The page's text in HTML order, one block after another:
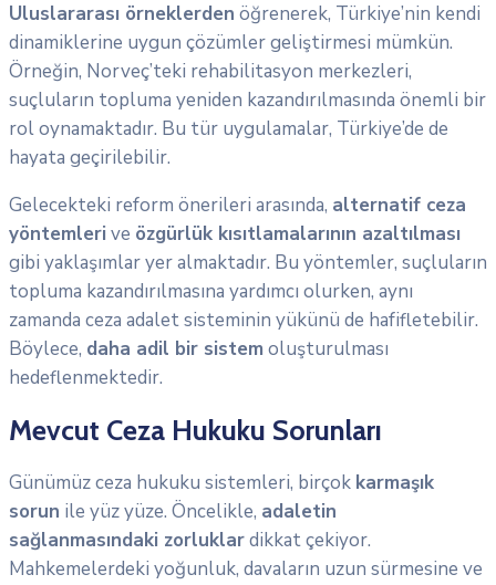
Uluslararası örneklerden öğrenerek, Türkiye’nin kendi
dinamiklerine uygun çözümler geliştirmesi mümkün.
Örneğin, Norveç’teki rehabilitasyon merkezleri,
suçluların topluma yeniden kazandırılmasında önemli bir
rol oynamaktadır. Bu tür uygulamalar, Türkiye’de de
hayata geçirilebilir.
Gelecekteki reform önerileri arasında, alternatif ceza
yöntemleri ve özgürlük kısıtlamalarının azaltılması
gibi yaklaşımlar yer almaktadır. Bu yöntemler, suçluların
topluma kazandırılmasına yardımcı olurken, aynı
zamanda ceza adalet sisteminin yükünü de hafifletebilir.
Böylece, daha adil bir sistem oluşturulması
hedeflenmektedir.
Mevcut Ceza Hukuku Sorunları
Günümüz ceza hukuku sistemleri, birçok karmaşık
sorun ile yüz yüze. Öncelikle, adaletin
sağlanmasındaki zorluklardikkat çekiyor.
Mahkemelerdeki yoğunluk, davaların uzun sürmesine ve